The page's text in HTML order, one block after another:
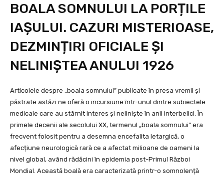
BOALA SOMNULUI LA PORȚILE
IAȘULUI. CAZURI MISTERIOASE,
DEZMINȚIRI OFICIALE ȘI
NELINIȘTEA ANULUI 1926
Articolele despre „boala somnului” publicate în presa vremii și
păstrate astăzi ne oferă o incursiune într-unul dintre subiectele
medicale care au stârnit interes și neliniște în anii interbelici. În
primele decenii ale secolului XX, termenul „boala somnului” era
frecvent folosit pentru a desemna encefalita letargică, o
afecțiune neurologică rară ce a afectat milioane de oameni la
nivel global, având rădăcini în epidemia post-Primul Război
Mondial. Această boală era caracterizată printr-o somnolență